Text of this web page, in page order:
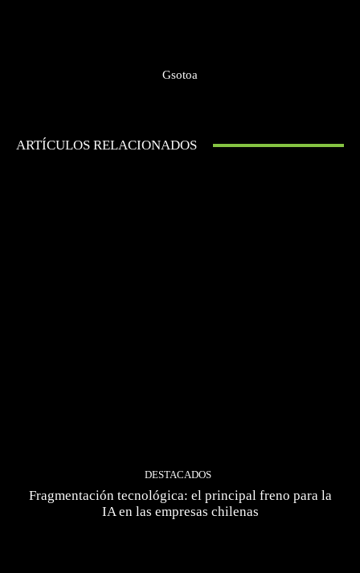
Gsotoa
ARTÍCULOS RELACIONADOS
DESTACADOS
Fragmentación tecnológica: el principal freno para la
IA en las empresas chilenas